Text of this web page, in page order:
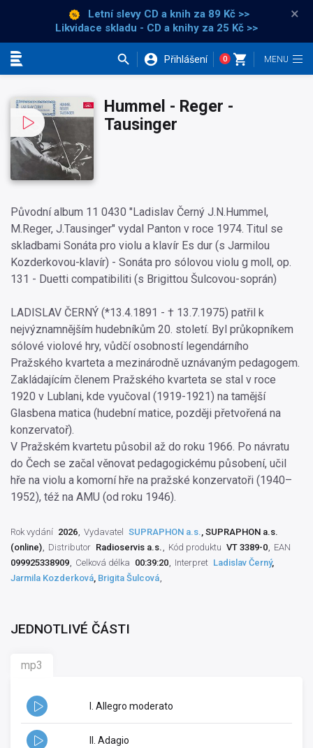
Letní slevy CD a knih za 89 Kč >>
Likvidace skladu - CD a knihy za 25 Kč >>
×
Přihlášení 0
Hummel - Reger -
Tausinger
Původní album 11 0430 "Ladislav Černý J.N.Hummel,
M.Reger, J.Tausinger" vydal Panton v roce 1974. Titul se
skladbami Sonáta pro violu a klavír Es dur (s Jarmilou
Kozderkovou-klavír) - Sonáta pro sólovou violu g moll, op.
131 - Duetti compatibiliti (s Brigittou Šulcovou-soprán)
LADISLAV ČERNÝ (*13.4.1891 - † 13.7.1975) patřil k
nejvýznamnějším hudebníkům 20. století. Byl průkopníkem
sólové violové hry, vůdčí osobností legendárního
Pražského kvarteta a mezinárodně uznávaným pedagogem.
Zakládajícím členem Pražského kvarteta se stal v roce
1920 v Lublani, kde vyučoval (1919-1921) na tamější
Glasbena matica (hudební matice, později přetvořená na
konzervatoř).
V Pražském kvartetu působil až do roku 1966. Po návratu
do Čech se začal věnovat pedagogickému působení, učil
hře na violu a komorní hře na pražské konzervatoři (1940–
1952), též na AMU (od roku 1946).
Rok vydání 2026 Vydavatel SUPRAPHON a.s.
, SUPRAPHON a.s.
(online)
Distributor Radioservis a.s. Kód produktu VT 3389-0
EAN
099925338909
Celková délka 00:39:20 Interpret Ladislav Černý,
Jarmila Kozderková Brigita Šulcová
JEDNOTLIVÉ ČÁSTI
mp3
I. Allegro moderato
II. Adagio